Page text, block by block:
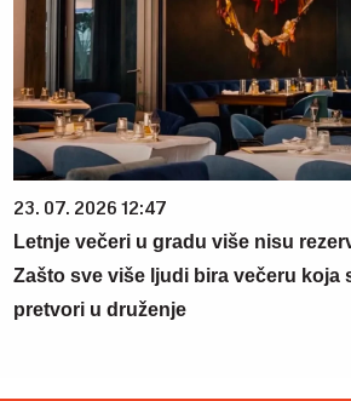
23. 07. 2026 12:47
Letnje večeri u gradu više nisu
Zašto sve više ljudi bira večeru koja
pretvori u druženje